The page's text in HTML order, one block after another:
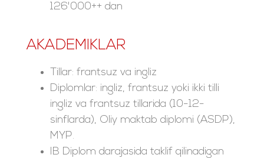
126'000++ dan
AKADEMIKLAR
Tillar: frantsuz va ingliz
Diplomlar: ingliz, frantsuz yoki ikki tilli
ingliz va frantsuz tillarida (10-12-
sinflarda), Oliy maktab diplomi (ASDP),
MYP.
IB Diplom darajasida taklif qilinadigan